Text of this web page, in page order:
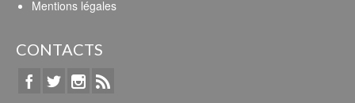
Mentions légales
CONTACTS